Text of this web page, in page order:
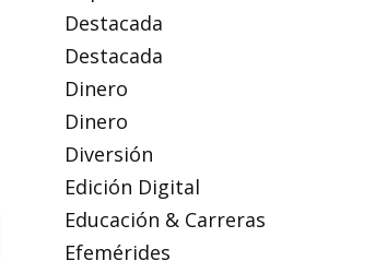
Destacada
Destacada
Dinero
Dinero
Diversión
Edición Digital
Educación & Carreras
Efemérides